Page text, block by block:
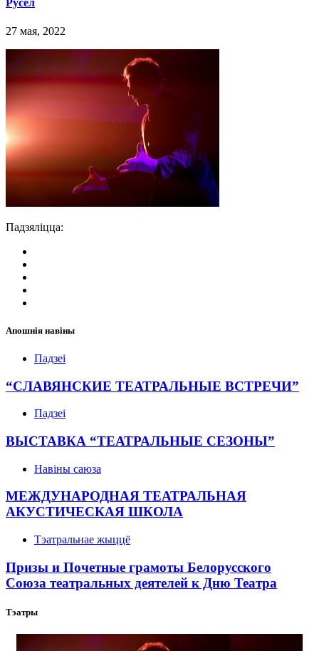
Русел
27 мая, 2022
Падзяліцца:
Апошнія навіны
Падзеі
“СЛАВЯНСКИЕ ТЕАТРАЛЬНЫЕ ВСТРЕЧИ”
Падзеі
ВЫСТАВКА “ТЕАТРАЛЬНЫЕ СЕЗОНЫ”
Навіны саюза
МЕЖДУНАРОДНАЯ ТЕАТРАЛЬНАЯ
АКУСТИЧЕСКАЯ ШКОЛА
Тэатральнае жыццё
Призы и Почетные грамоты Белорусского
Союза театральных деятелей к Дню Театра
Тэатры